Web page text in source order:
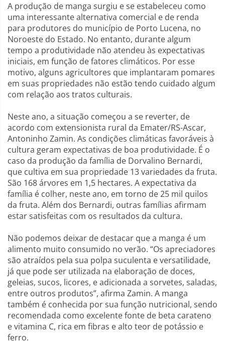
A produção de manga surgiu e se estabeleceu como
uma interessante alternativa comercial e de renda
para produtores do município de Porto Lucena, no
Noroeste do Estado. No entanto, durante algum
tempo a produtividade não atendeu às expectativas
iniciais, em função de fatores climáticos. Por esse
motivo, alguns agricultores que implantaram pomares
em suas propriedades não estão tendo cuidado algum
com relação aos tratos culturais.
Neste ano, a situação começou a se reverter, de
acordo com extensionista rural da Emater/RS-Ascar,
Antoninho Zamin. As condições climáticas favoráveis à
cultura geram expectativas de boa produtividade. É o
caso da produção da família de Dorvalino Bernardi,
que cultiva em sua propriedade 13 variedades da fruta.
São 168 árvores em 1,5 hectares. A expectativa da
família é colher, neste ano, em torno de 25 mil quilos
da fruta. Além dos Bernardi, outras famílias afirmam
estar satisfeitas com os resultados da cultura.
Não podemos deixar de destacar que a manga é um
alimento muito consumido no verão. “Os apreciadores
são atraídos pela sua polpa suculenta e versatilidade,
já que pode ser utilizada na elaboração de doces,
geleias, sucos, licores, e adicionada a sorvetes, saladas,
entre outros produtos”, afirma Zamin. A manga
também é conhecida por sua função nutricional, sendo
recomendada como excelente fonte de beta carateno
e vitamina C, rica em fibras e alto teor de potássio e
ferro.